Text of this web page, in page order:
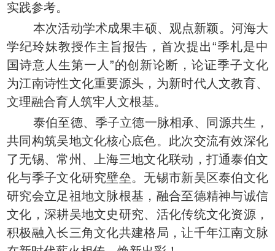
实践参考。
本次活动学术成果丰硕、观点新颖。河海大
学纪玲妹教授作主旨报告，首次提出“季札是中
国诗意人生第一人”的创新论断，论证季子文化
为江南诗性文化重要源头，为新时代人文教育、
文理融合育人筑牢人文根基。
泰伯至德、季子立德一脉相承、同源共生，
共同构筑吴地文化核心底色。此次交流有效深化
了无锡、常州、上海三地文化联动，打通泰伯文
化与季子文化研究壁垒。无锡市新吴区泰伯文化
研究会立足祖地文脉根基，融合至德精神与诚信
文化，深耕吴地文史研究、活化传统文化资源，
积极融入长三角文化共建格局，让千年江南文脉